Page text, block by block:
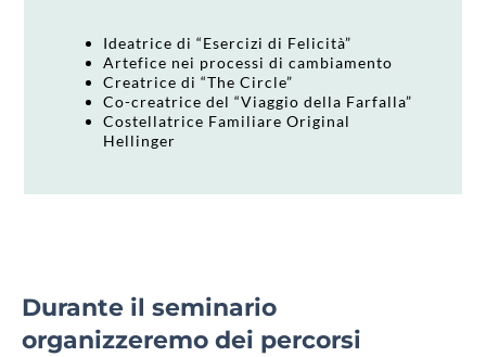
Ideatrice di “Esercizi di Felicità”
Artefice nei processi di cambiamento
Creatrice di “The Circle”
Co-creatrice del “Viaggio della Farfalla”
Costellatrice Familiare Original
Hellinger
Durante il seminario
organizzeremo dei percorsi